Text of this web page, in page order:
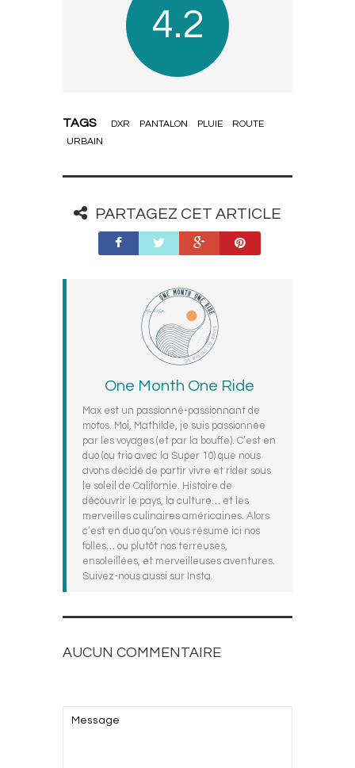
4.2
TAGS DXR PANTALON PLUIE
ROUTE
URBAIN
PARTAGEZ CET ARTICLE
One Month One Ride
Max est un passionné-passionnant de
motos. Moi, Mathilde, je suis passionnée
par les voyages (et par la bouffe). C’est en
duo (ou trio avec la Super 10) que nous
avons décidé de partir vivre et rider sous
le soleil de Californie. Histoire de
découvrir le pays, la culture… et les
merveilles culinaires américaines. Alors
c’est en duo qu’on vous résume ici nos
folles… ou plutôt nos terreuses,
ensoleillées, et merveilleuses aventures.
Suivez-nous aussi sur Insta.
AUCUN COMMENTAIRE